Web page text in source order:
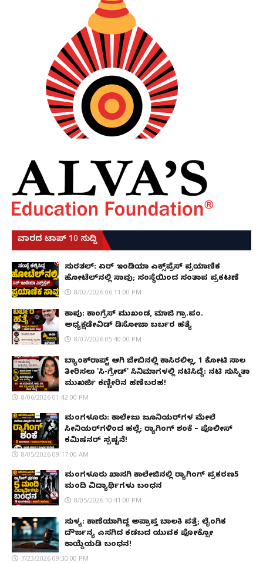
ವಾರದ ಟಾಪ್ 10 ಸುದ್ದಿ
ಸುರತ್ಕಲ್: ಏರ್ ಇಂಡಿಯಾ ಎಕ್ಸ್‌ಪ್ರೆಸ್ ಪ್ರಯಾಣಿಕ
ಹೋಟೆಲ್‌ನಲ್ಲಿ ಸಾವು; ಸಂಸ್ಥೆಯಿಂದ ಸಂತಾಪ ಪ್ರಕಟಣೆ
8/02/2026 06:11:00 PM
ಕಾಪು: ಕಾಂಗ್ರೆಸ್ ಮುಖಂಡ, ಮಾಜಿ ಗ್ರಾ.ಪಂ.
ಅಧ್ಯಕ್ಷಡೇವಿಡ್ ಡಿಸೋಜಾ ಬರ್ಬರ ಹತ್ಯೆ
8/07/2026 05:40:00 PM
ಬ್ಯಾಂಕ್‌ರಾಪ್ಟ್‌ ಆಗಿ ಜೇಬಿನಲ್ಲಿ ಕಾಸಿರಲಿಲ್ಲ, ₹1 ಕೋಟಿ ಸಾಲ
ತೀರಿಸಲು 'ಸಿ-ಗ್ರೇಡ್' ಸಿನಿಮಾಗಳಲ್ಲಿ ನಟಿಸಿದ್ದೆ: ನಟಿ ಸುಸ್ಮಿತಾ
ಮುಖರ್ಜಿ ಕಣ್ಣೀರಿನ ಹಣೆಬರಹ!
8/06/2026 01:42:00 PM
ಮಂಗಳೂರು: ಕಾಲೇಜು ಜೂನಿಯರ್‌ಗಳ ಮೇಲೆ
ಸೀನಿಯರ್‌ಗಳಿಂದ ಹಲ್ಲೆ; ರ‌್ಯಾಗಿಂಗ್ ಶಂಕೆ – ಪೊಲೀಸ್
ಕಮಿಷನರ್ ಸ್ಪಷ್ಟನೆ!
8/05/2026 09:17:00 AM
ಮಂಗಳೂರು ಖಾಸಗಿ ಕಾಲೇಜಿನಲ್ಲಿ ರ‌್ಯಾಗಿಂಗ್ ಪ್ರಕರಣ5
ಮಂದಿ ವಿದ್ಯಾರ್ಥಿಗಳು ಬಂಧನ
8/05/2026 10:41:00 PM
ಸುಳ್ಯ: ಕಾಣೆಯಾಗಿದ್ದ ಅಪ್ರಾಪ್ತ ಬಾಲಕಿ ಪತ್ತೆ; ಲೈಂಗಿಕ
ದೌರ್ಜನ್ಯ ಎಸಗಿದ ಕಡಬದ ಯುವಕ ಪೋಕ್ಸೋ
ಕಾಯ್ದೆಯಡಿ ಬಂಧನ!
7/23/2026 09:30:00 PM